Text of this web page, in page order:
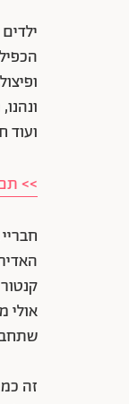
ועוד
>>
אולי
זה